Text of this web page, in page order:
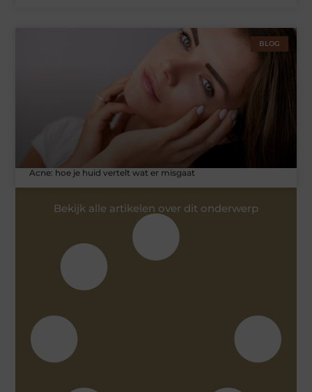
BLOG
Acne: hoe je huid vertelt wat er misgaat
Bekijk alle artikelen over dit onderwerp